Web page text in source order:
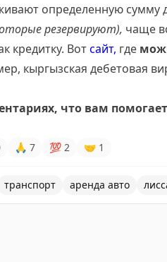
определенную сумму
резервируют), чаще
кредитку. Вотсайт, где
кыргызская дебетовая
что вам
🙏 7 💯 2 🤝 1
транспорт аренда авто